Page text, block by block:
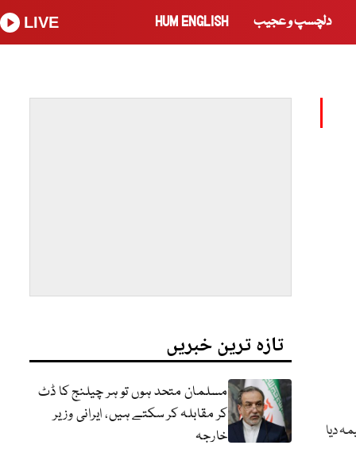
دلچسپ و عجیب HUM ENGLISH
LIVE
دیا
تازہ ترین خبریں
مسلمان متحد ہوں تو ہر چیلنج کا ڈٹ
کر مقابلہ کر سکتے ہیں، ایرانی وزیر
خارجہ